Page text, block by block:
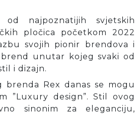
najpoznatijih svjetskih
pločica početkom 2022
svojih pionir brendova i
unutar kojeg svaki od
i dizajn.
brenda Rex danas se mogu
”Luxury design”. Stil ovog
sinonim za eleganciju,